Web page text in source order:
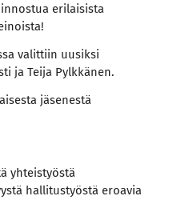
erilaisista
valittiin uusiksi
ja Teija Pylkkänen.
jäsenestä
yhteistyöstä
hallitustyöstä eroavia